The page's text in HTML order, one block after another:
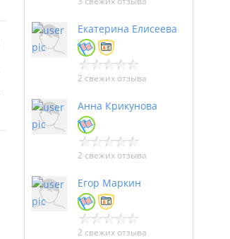
Екатерина Елисеева
2 свежих отзыва
Анна Крикунова
2 свежих отзыва
Егор Маркин
2 свежих отзыва